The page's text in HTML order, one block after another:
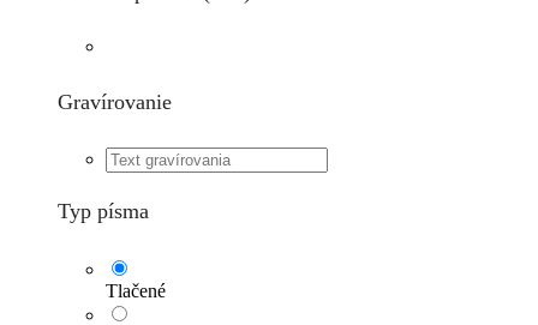
Gravírovanie
Typ písma
Tlačené